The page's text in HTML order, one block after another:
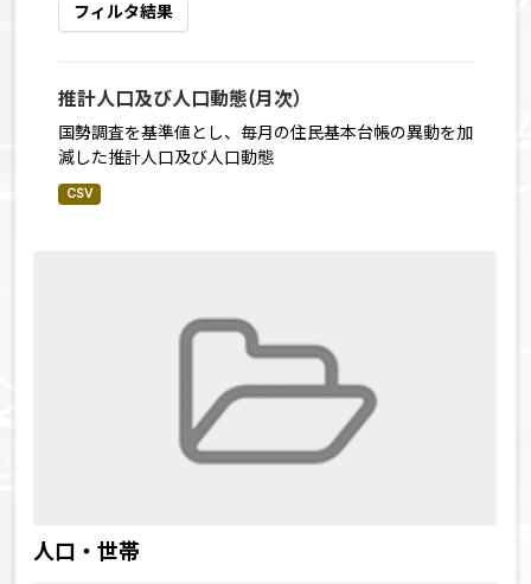
人口・世帯
フィルタ結果
推計人口及び人口動態(月次）
国勢調査を基準値とし、毎月の住民基本台帳の異動を加
減した推計人口及び人口動態
CSV